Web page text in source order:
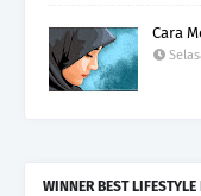
Cara
WINNER BEST